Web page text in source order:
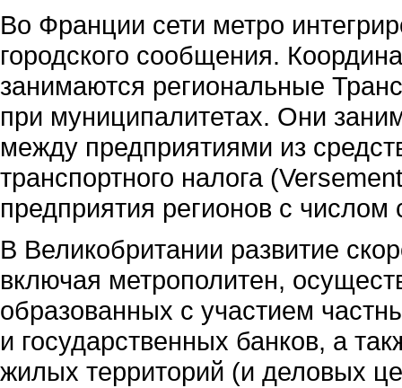
Во Франции сети метро
городского сообщения.
занимаются региональные
при муниципалитетах. Они
между предприятиями из
транспортного налога
предприятия регионов с числом
В Великобритании развитие
включая метрополитен,
образованных с участием
и государственных банков, а
жилых территорий (и деловых